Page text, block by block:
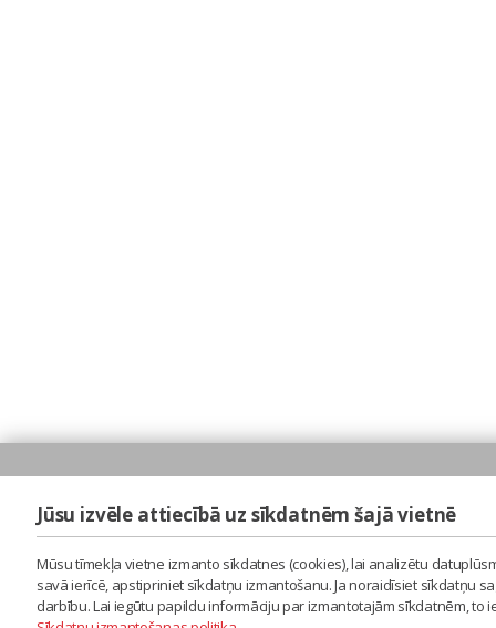
Jūsu izvēle attiecībā uz sīkdatnēm šajā vietnē
Mūsu tīmekļa vietne izmanto sīkdatnes (cookies), lai analizētu
savā ierīcē, apstipriniet sīkdatņu izmantošanu. Ja noraidīsiet sīkdatņu
darbību. Lai iegūtu papildu informāciju par izmantotajām sīkdatnēm,